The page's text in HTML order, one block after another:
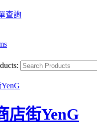
查詢
店街YenG